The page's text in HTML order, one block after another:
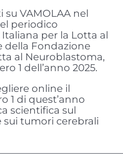
VAMOLAA nel
periodico
Italiana per la Lotta al
della Fondazione
al Neuroblastoma,
1 dell’anno 2025.
online il
1 di quest’anno
scientifica sul
tumori cerebrali